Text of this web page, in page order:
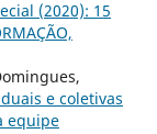
(2020): 15
e coletivas
equipe